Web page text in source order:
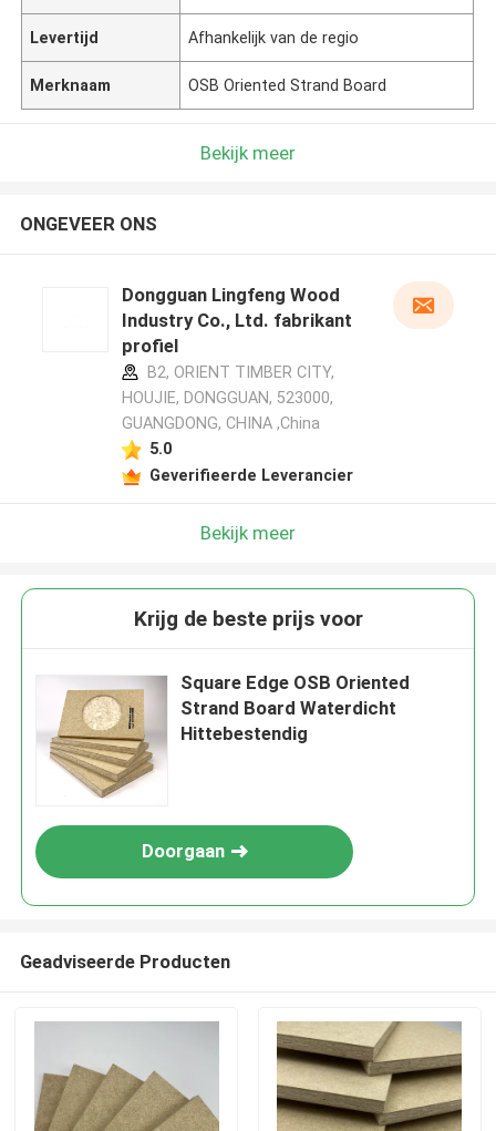
Levertijd Afhankelijk van de regio
Merknaam OSB Oriented Strand Board
Bekijk meer
ONGEVEER ONS
Dongguan Lingfeng Wood
Industry Co., Ltd. fabrikant
profiel
B2, ORIENT TIMBER CITY,
HOUJIE, DONGGUAN, 523000,
GUANGDONG, CHINA ,China
5.0
Geverifieerde Leverancier
Bekijk meer
Krijg de beste prijs voor
Square Edge OSB Oriented
Strand Board Waterdicht
Hittebestendig
Doorgaan
Geadviseerde Producten